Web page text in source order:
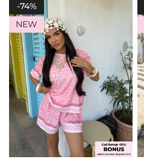
-74%
NEW